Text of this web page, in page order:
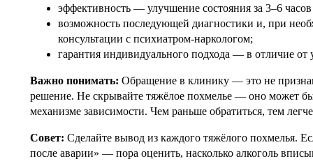
эффективность — улучшение состояния за 3–6
возможность последующей диагностики и, при
консультации с психиатром-наркологом;
гарантия индивидуального подхода — в отличие
Важно понимать: Обращение в клинику — это не
решение. Не скрывайте тяжёлое похмелье — оно может
механизме зависимости. Чем раньше обратиться, тем
Совет: Сделайте вывод из каждого тяжёлого похмелья.
после аварии» — пора оценить, насколько алкоголь